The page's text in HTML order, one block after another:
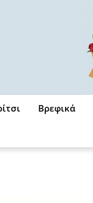
Βρεφικά